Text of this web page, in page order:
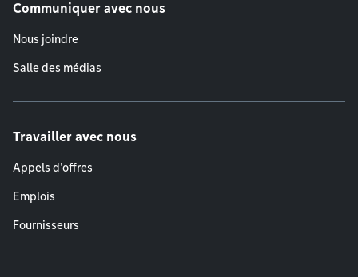
Communiquer avec nous
Nous joindre
Salle des médias
Travailler avec nous
Appels d'offres
Emplois
Fournisseurs